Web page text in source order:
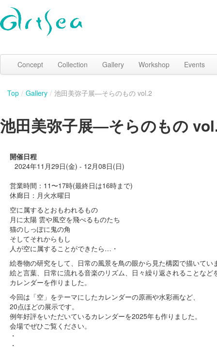
Concept Collection Gallery Workshop Events
Top / Gallery / 池田美弥子展―そらのもの vol.2
池田美弥子展―そらのもの
開催日程
2024年11月29日(金) - 12月08日(日)
営業時間：11〜17時(最終日は16時まで)
休廊日：月火水曜日
空に属するとおもわれるもの
月に太陽 雲や風空を飛べるものたち
猫のしっぽに鬼の角
そしてそれからもし
人が空に属することができたら…・
絵巻物の研究をして、日常の風景を鳥の眼から見た構図で描いてい
絵と言葉、日常に流れる音楽のリズム、日々繰り返されることなど
カレンダーを作りました。
今回は「空」をテーマにしたカレンダーの原画や水彩画など、
20点ほどの展示です。
例年好評をいただいているカレンダーを2025年も作りました。
会場でぜひご覧ください。
・
・